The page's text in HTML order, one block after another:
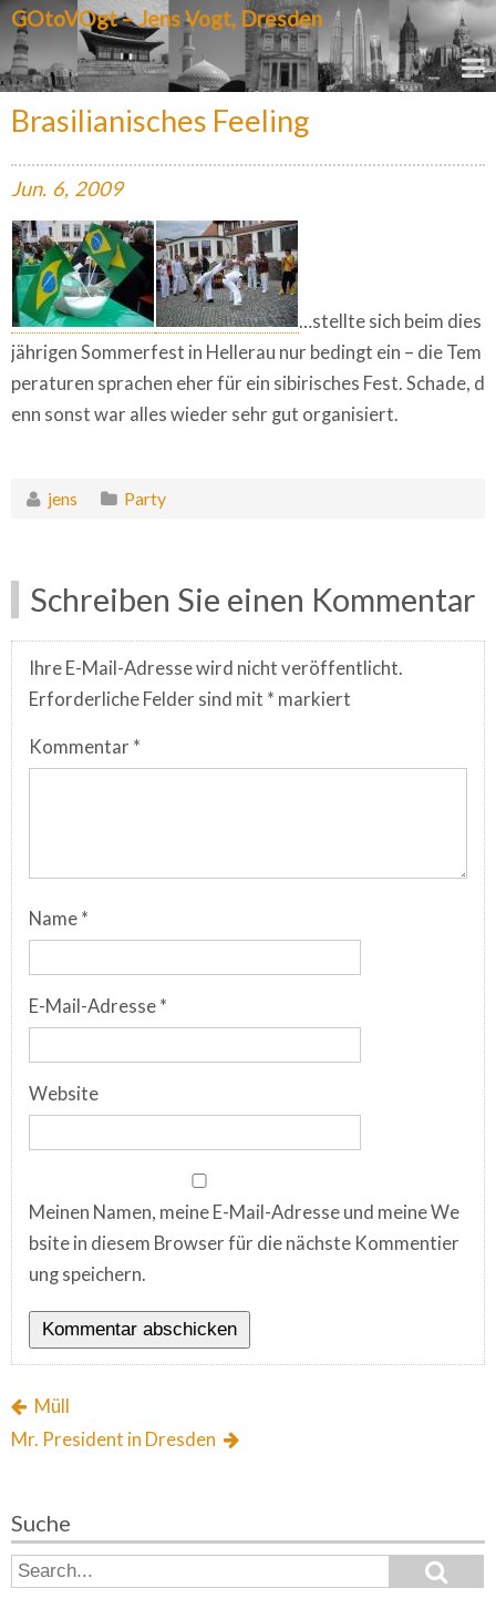
GOtoVOgt – Jens Vogt, Dresden
Brasilianisches Feeling
Jun. 6, 2009
…stellte sich beim dies
jährigen Sommerfest in Hellerau nur bedingt ein – die Tem
peraturen sprachen eher für ein sibirisches Fest. Schade, d
enn sonst war alles wieder sehr gut organisiert.
jens Party
Schreiben Sie einen Kommentar
Ihre E-Mail-Adresse wird nicht veröffentlicht.
Erforderliche Felder sind mit * markiert
Kommentar *
Name *
E-Mail-Adresse *
Website
Meinen Namen, meine E-Mail-Adresse und meine We
bsite in diesem Browser für die nächste Kommentier
ung speichern.
Müll
Mr. President in Dresden
Suche
S
e
e